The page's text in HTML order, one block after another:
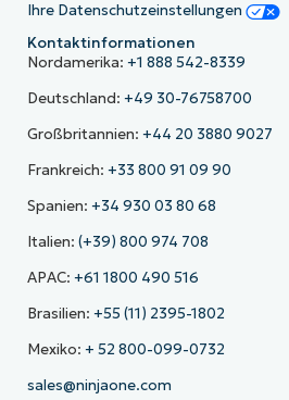
Ihre Datenschutzeinstellungen
Kontaktinformationen
Nordamerika: +1 888 542-8339
Deutschland: +49 30-76758700
Großbritannien: +44 20 3880 9027
Frankreich: +33 800 91 09 90
Spanien: +34 930 03 80 68
Italien: (+39) 800 974 708
APAC: +61 1800 490 516
Brasilien: +55 (11) 2395-1802
Mexiko: + 52 800-099-0732
sales@ninjaone.com